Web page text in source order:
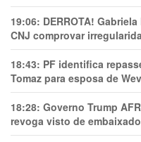
19:06: DERROTA!
CNJ comprovar
18:43: PF identifica
Tomaz para esposa de
18:28: Governo Trump
revoga visto de